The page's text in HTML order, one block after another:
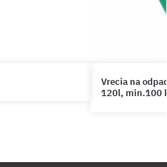
Vrecia na
120l, min.100